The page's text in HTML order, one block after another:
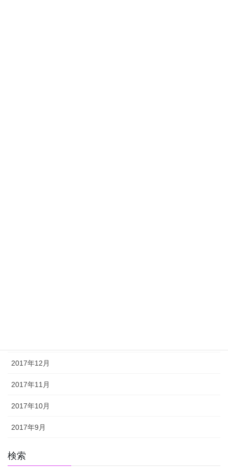
2017年12月
2017年11月
2017年10月
2017年9月
検索